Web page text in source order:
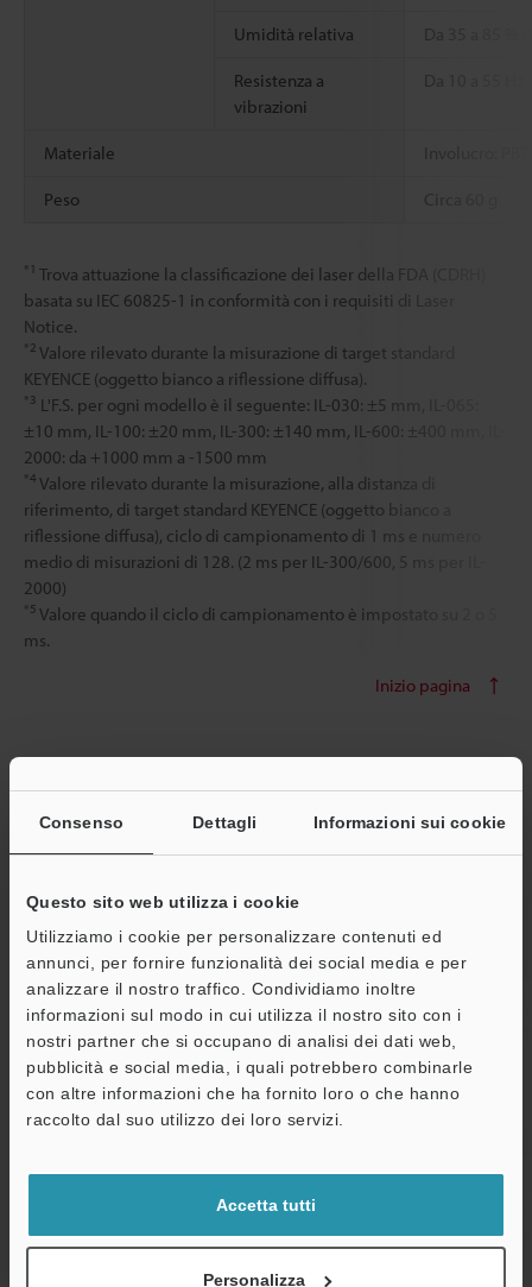
Consenso Dettagli Informazioni sui cookie
Questo sito web utilizza i cookie
Utilizziamo i cookie per personalizzare contenuti ed
annunci, per fornire funzionalità dei social media e per
analizzare il nostro traffico. Condividiamo inoltre
informazioni sul modo in cui utilizza il nostro sito con i
nostri partner che si occupano di analisi dei dati web,
pubblicità e social media, i quali potrebbero combinarle
con altre informazioni che ha fornito loro o che hanno
raccolto dal suo utilizzo dei loro servizi.
Accetta tutti
Personalizza
Umidità relativa Da 35 a 85 %
Resistenza a
vibrazioni
Da 10 a 55
Materiale
Peso Circa 60 g
*1 Trova attuazione la classificazione dei laser della FDA (CDRH)
basata su IEC 60825-1 in conformità con i requisiti di Laser
Notice.
*2 Valore rilevato durante la misurazione di target standard
KEYENCE (oggetto bianco a riflessione diffusa).
*3 L'F.S. per ogni modello è il seguente: IL-030: ±5 mm, IL-065:
±10 mm, IL-100: ±20 mm, IL-300: ±140 mm, IL-600: ±400 mm, IL-
2000: da +1000 mm a -1500 mm
*4 Valore rilevato durante la misurazione, alla distanza di
riferimento, di target standard KEYENCE (oggetto bianco a
riflessione diffusa), ciclo di campionamento di 1 ms e numero
medio di misurazioni di 128. (2 ms per IL-300/600, 5 ms per IL-
2000)
*5 Valore quando il ciclo di campionamento è impostato su 2 o 5
ms.
Inizio pagina
immagine
Unità principale/unità di espansione Unità
Compatibilità delle testine